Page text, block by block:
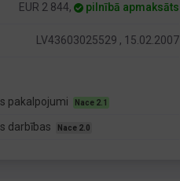
EUR 2 844, pilnībā apmaksāts
LV43603025529 , 15.02.2007
pakalpojumi Nace 2.1
darbības Nace 2.0